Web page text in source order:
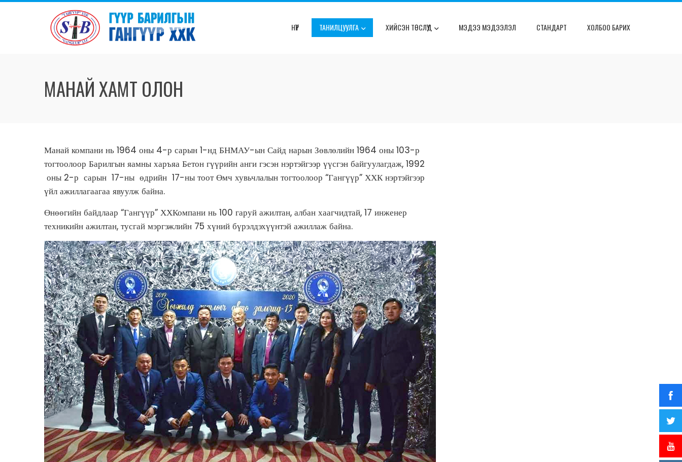
НҮҮР ТАНИЛЦУУЛГА ХИЙСЭН ТӨСЛҮҮД МЭДЭЭ МЭДЭЭЛЭЛ СТАНДАРТ ХОЛБОО БАРИХ
МАНАЙ ХАМТ ОЛОН
Манай компани нь 1964 оны 4-р сарын 1-нд БНМАУ-ын Сайд нарын Зөвлөлийн 1964 оны 103-р
тогтоолоор Барилгын яамны харъяа Бетон гүүрийн анги гэсэн нэртэйгээр үүсгэн байгуулагдаж, 1992
оны 2-р сарын 17-ны өдрийн 17-ны тоот Өмч хувьчлалын тогтоолоор “Гангүүр” ХХК нэртэйгээр
үйл ажиллагаагаа явуулж байна.
Өнөөгийн байдлаар “Гангүүр” ХХКомпани нь 100 гаруй ажилтан, албан хаагчидтай, 17 инженер
техникийн ажилтан, тусгай мэргэжлийн 75 хүний бүрэлдэхүүнтэй ажиллаж байна.